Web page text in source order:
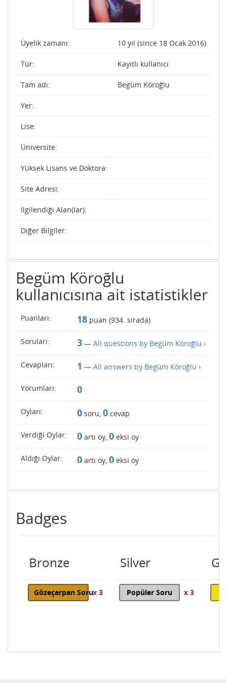
Üyelik zamanı: 10 yıl (since 18 Ocak 2016)
Tür: Kayıtlı kullanıcı
Tam adı: Begüm Köroğlu
Yer:
Lise:
Üniversite:
Yüksek Lisans ve Doktora:
Site Adresi:
İlgilendiği Alan(lar):
Diğer Bilgiler:
Begüm Köroğlu
kullanıcısına ait istatistikler
Puanları: 18 puan (934. sırada)
Soruları: 3 — All questions by Begüm Köroğlu ›
Cevapları: 1 — All answers by Begüm Köroğlu ›
Yorumları: 0
Oyları: 0 soru, 0 cevap
Verdiği Oylar: 0 artı oy, 0 eksi oy
Aldığı Oylar: 0 artı oy, 0 eksi oy
Badges
Bronze
Gözeçarpan Sorux 3
Silver
Popüler Soru x 3